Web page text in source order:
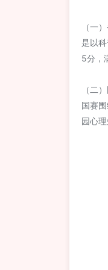
（一
是以
5分，
（二
国赛
园心